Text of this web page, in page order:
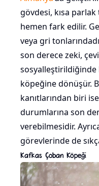
gövdesi, kısa
hemen fark edilir.
veya gri
son derece zeki,
sosyalleştirildiğinde
köpeğine dönüşür.
kanıtlarından biri
durumlarına son
verebilmesidir.
görevlerinde de
Kafkas Çoban Köpeği